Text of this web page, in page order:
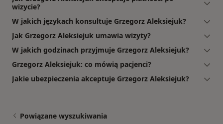
wizycie?
W jakich językach konsultuje Grzegorz Aleksiejuk?
Jak Grzegorz Aleksiejuk umawia wizyty?
W jakich godzinach przyjmuje Grzegorz Aleksiejuk?
Grzegorz Aleksiejuk: co mówią pacjenci?
Jakie ubezpieczenia akceptuje Grzegorz Aleksiejuk?
Powiązane wyszukiwania